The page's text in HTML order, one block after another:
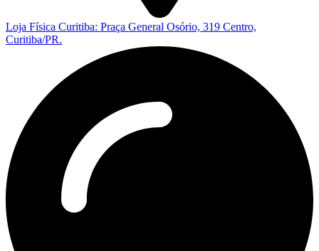
Loja Física Curitiba: Praça General Osório, 319 Centro,
Curitiba/PR.